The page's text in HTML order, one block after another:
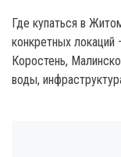
Где купаться в
конкретных
Коростень,
воды,